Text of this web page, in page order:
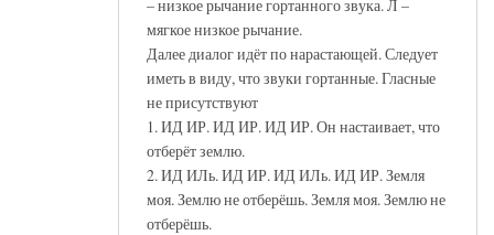
– низкое рычание гортанного звука. Л –
мягкое низкое рычание.
Далее диалог идёт по нарастающей. Следует
иметь в виду, что звуки гортанные. Гласные
не присутствуют
1. ИД ИР. ИД ИР. ИД ИР. Он настаивает, что
отберёт землю.
2. ИД ИЛь. ИД ИР. ИД ИЛь. ИД ИР. Земля
моя. Землю не отберёшь. Земля моя. Землю не
отберёшь.